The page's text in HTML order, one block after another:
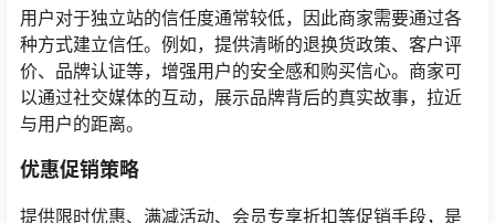
用户对于独立站的信任度通常较低，因此商家需要通过各
种方式建立信任。例如，提供清晰的退换货政策、客户评
价、品牌认证等，增强用户的安全感和购买信心。商家可
以通过社交媒体的互动，展示品牌背后的真实故事，拉近
与用户的距离。
优惠促销策略
提供限时优惠、满减活动、会员专享折扣等促销手段，是